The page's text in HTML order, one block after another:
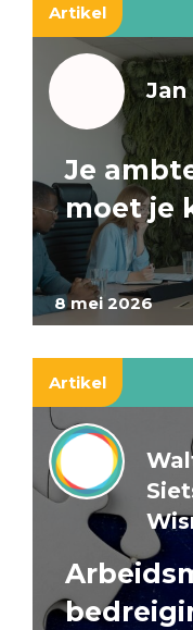
Artikel
8 mei 2026
Je
moet je
Artikel